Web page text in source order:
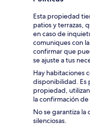
Esta propiedad
patios y terrazas,
en caso de
comuniques con
confirmar que
se ajuste a tus
Hay habitaciones
disponibilidad. Es
propiedad,
la confirmación
No se garantiza
silenciosas.